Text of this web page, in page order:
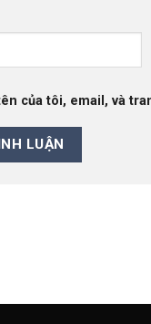
của tôi, email, và